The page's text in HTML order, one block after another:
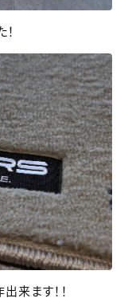
来ます！！